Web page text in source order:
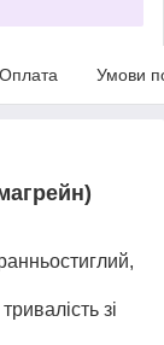
Оплата Умови
зі